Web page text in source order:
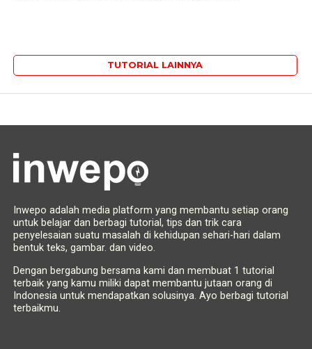
TUTORIAL LAINNYA
Inwepo adalah media platform yang membantu setiap orang
untuk belajar dan berbagi tutorial, tips dan trik cara
penyelesaian suatu masalah di kehidupan sehari-hari dalam
bentuk teks, gambar. dan video.
Dengan bergabung bersama kami dan membuat 1 tutorial
terbaik yang kamu miliki dapat membantu jutaan orang di
Indonesia untuk mendapatkan solusinya. Ayo berbagi tutorial
terbaikmu.